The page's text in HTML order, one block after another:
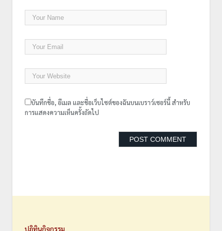
บันทึกชื่อ, อีเมล และชื่อเว็บไซต์ของฉันบนเบราว์เซอร์นี้ สำหรับ
การแสดงความเห็นครั้งถัดไป
ปฎิทินกิจกรรม